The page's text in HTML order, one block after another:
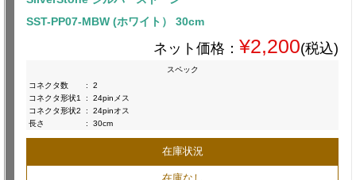
SST-PP07-MBW (ホワイト） 30cm
ネット価格： ¥2,200(税込)
スペック
コネクタ数
:
2
コネクタ形状1
:
24pinメス
コネクタ形状2
:
24pinオス
長さ
: 30cm
在庫状況